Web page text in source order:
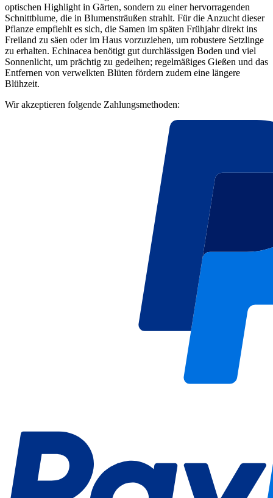
optischen Highlight in Gärten, sondern zu einer hervorragenden
Schnittblume, die in Blumensträußen strahlt. Für die Anzucht dieser
Pflanze empfiehlt es sich, die Samen im späten Frühjahr direkt ins
Freiland zu säen oder im Haus vorzuziehen, um robustere Setzlinge
zu erhalten. Echinacea benötigt gut durchlässigen Boden und viel
Sonnenlicht, um prächtig zu gedeihen; regelmäßiges Gießen und das
Entfernen von verwelkten Blüten fördern zudem eine längere
Blühzeit.
Wir akzeptieren folgende Zahlungsmethoden: